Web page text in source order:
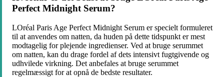
Perfect Midnight Serum?
LOréal Paris Age Perfect Midnight Serum er specielt formuleret
til at anvendes om natten, da huden på dette tidspunkt er mest
modtagelig for plejende ingredienser. Ved at bruge serummet
om natten, kan du drage fordel af dets intensivt fugtgivende og
udhvilede virkning. Det anbefales at bruge serummet
regelmæssigt for at opnå de bedste resultater.